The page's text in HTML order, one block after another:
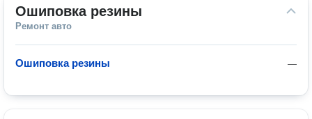
Ошиповка резины
Ремонт авто
—
Ошиповка резины